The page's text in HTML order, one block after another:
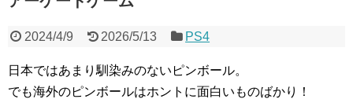
2024/4/9 2026/5/13 PS4
日本ではあまり馴染みのないピンボール。
でも海外のピンボールはホントに面白いものばかり！